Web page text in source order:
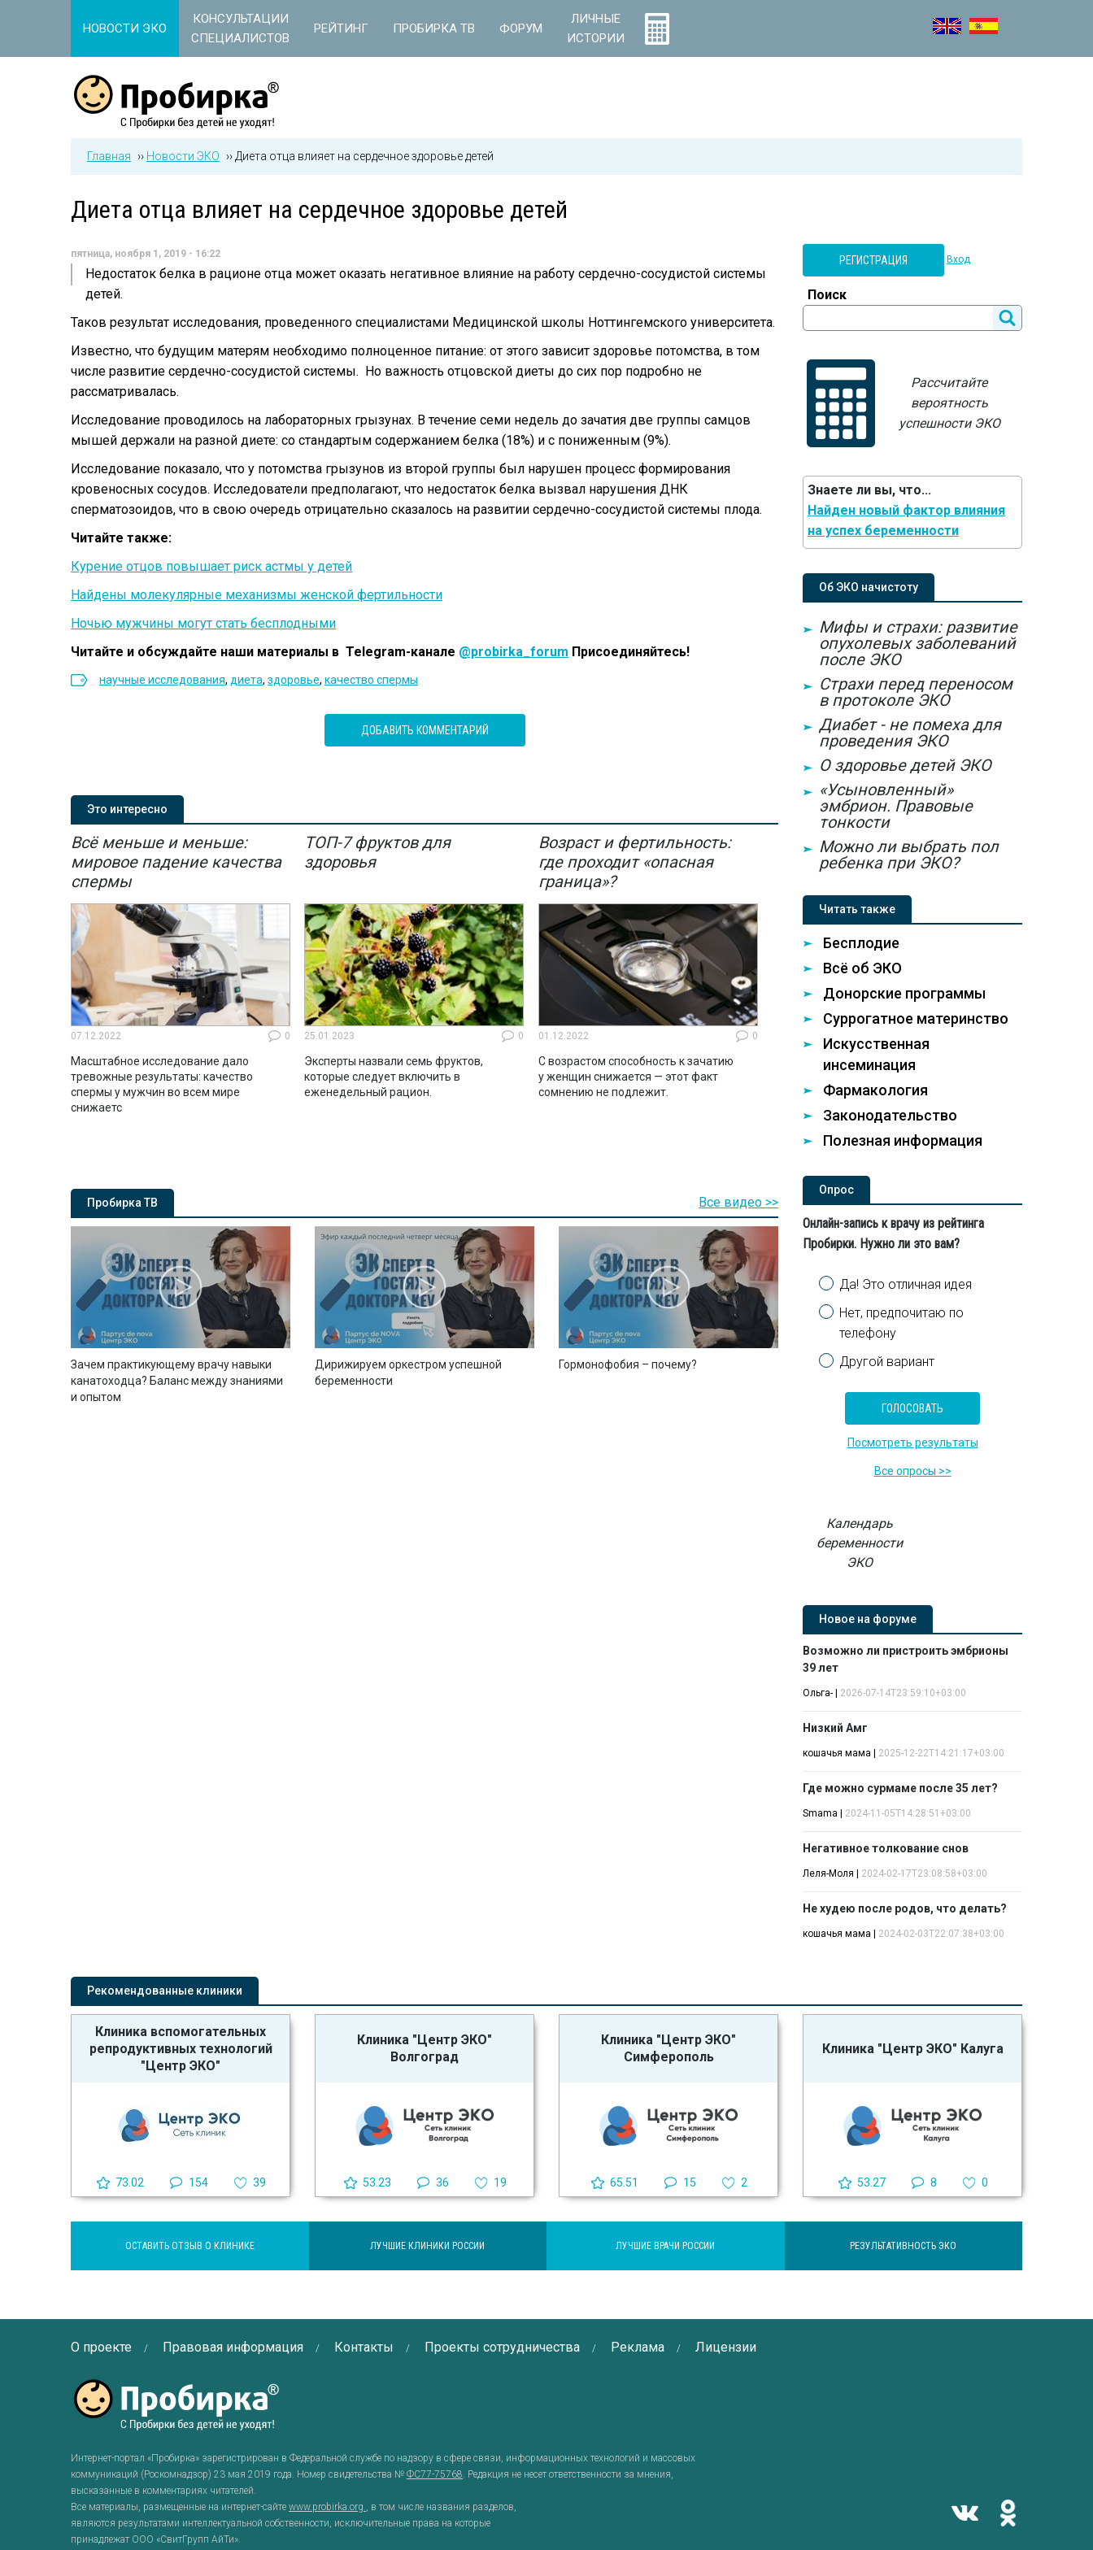
НОВОСТИ ЭКО
КОНСУЛЬТАЦИИ
СПЕЦИАЛИСТОВ
РЕЙТИНГ ПРОБИРКА ТВ ФОРУМ
ЛИЧНЫЕ
ИСТОРИИ
Главная ›› Новости ЭКО ›› Диета отца влияет на сердечное здоровье детей
Диета отца влияет на сердечное здоровье детей
пятница, ноября 1, 2019 - 16:22
Недостаток белка в рационе отца может оказать негативное влияние на работу сердечно-сосудистой системы
детей.
Таков результат исследования, проведенного специалистами Медицинской школы Ноттингемского университета.
Известно, что будущим матерям необходимо полноценное питание: от этого зависит здоровье потомства, в том
числе развитие сердечно-сосудистой системы. Но важность отцовской диеты до сих пор подробно не
рассматривалась.
Исследование проводилось на лабораторных грызунах. В течение семи недель до зачатия две группы самцов
мышей держали на разной диете: со стандартым содержанием белка (18%) и с пониженным (9%).
Исследование показало, что у потомства грызунов из второй группы был нарушен процесс формирования
кровеносных сосудов. Исследователи предполагают, что недостаток белка вызвал нарушения ДНК
сперматозоидов, что в свою очередь отрицательно сказалось на развитии сердечно-сосудистой системы плода.
Читайте также:
Курение отцов повышает риск астмы у детей
Найдены молекулярные механизмы женской фертильности
Ночью мужчины могут стать бесплодными
Читайте и обсуждайте наши материалы в Telegram-канале @probirka_forum Присоединяйтесь!
научные исследования, диета, здоровье, качество спермы
ДОБАВИТЬ КОММЕНТАРИЙ
Это интересно
Всё меньше и меньше:
мировое падение качества
спермы
07.12.2022 0
Масштабное исследование дало
тревожные результаты: качество
спермы у мужчин во всем мире
снижаетс
ТОП-7 фруктов для
здоровья
25.01.2023 0
Эксперты назвали семь фруктов,
которые следует включить в
еженедельный рацион.
Возраст и фертильность:
где проходит «опасная
граница»?
01.12.2022 0
С возрастом способность к зачатию
у женщин снижается — этот факт
сомнению не подлежит.
РЕГИСТРАЦИЯ Вход
Поиск
Рассчитайте
вероятность
успешности ЭКО
Знаете ли вы, что...
Найден новый фактор влияния
на успех беременности
Об ЭКО начистоту
Мифы и страхи: развитие
опухолевых заболеваний
после ЭКО
Страхи перед переносом
в протоколе ЭКО
Диабет - не помеха для
проведения ЭКО
О здоровье детей ЭКО
«Усыновленный»
эмбрион. Правовые
тонкости
Можно ли выбрать пол
ребенка при ЭКО?
Читать также
Бесплодие
Всё об ЭКО
Донорские программы
Суррогатное материнство
Искусственная
инсеминация
Фармакология
Законодательство
Полезная информация
Опроc
Онлайн-запись к врачу из рейтинга
Пробирки. Нужно ли это вам?
Варианты
Да! Это отличная идея
Нет, предпочитаю по
телефону
Другой вариант
Посмотреть результаты
Все опросы >>
Календарь
беременности
ЭКО
Новое на форуме
Возможно ли пристроить эмбрионы
39 лет
Ольга- 2026-07-14T23:59:10+03:00
Низкий Амг
кошачья мама 2025-12-22T14:21:17+03:00
Где можно сурмаме после 35 лет?
Smama 2024-11-05T14:28:51+03:00
Негативное толкование снов
Леля-Моля 2024-02-17T23:08:58+03:00
Не худею после родов, что делать?
кошачья мама 2024-02-03T22:07:38+03:00
Пробирка ТВ
Зачем практикующему врачу навыки
канатоходца? Баланс между знаниями
и опытом
Дирижируем оркестром успешной
беременности
Гормонофобия – почему?
Все видео >>
Рекомендованные клиники
Клиника вспомогательных
репродуктивных технологий
"Центр ЭКО"
73.02 154 39
Клиника "Центр ЭКО"
Волгоград
53.23 36 19
Клиника "Центр ЭКО"
Симферополь
65.51 15 2
Клиника "Центр ЭКО" Калуга
53.27 8 0
ОСТАВИТЬ ОТЗЫВ О КЛИНИКЕ ЛУЧШИЕ КЛИНИКИ РОССИИ ЛУЧШИЕ ВРАЧИ РОССИИ РЕЗУЛЬТАТИВНОСТЬ ЭКО
О проекте Правовая информация Контакты Проекты сотрудничества Реклама Лицензии
Интернет-портал «Пробирка» зарегистрирован в Федеральной службе по надзору в сфере связи, информационных технологий и массовых
коммуникаций (Роскомнадзор) 23 мая 2019 года. Номер свидетельства № ФС77-75768. Редакция не несет ответственности за мнения,
высказанные в комментариях читателей.
Все материалы, размещенные на интернет-сайте www.probirka.org , в том числе названия разделов,
являются результатами интеллектуальной собственности, исключительные права на которые
принадлежат ООО «СвитГрупп АйТи».